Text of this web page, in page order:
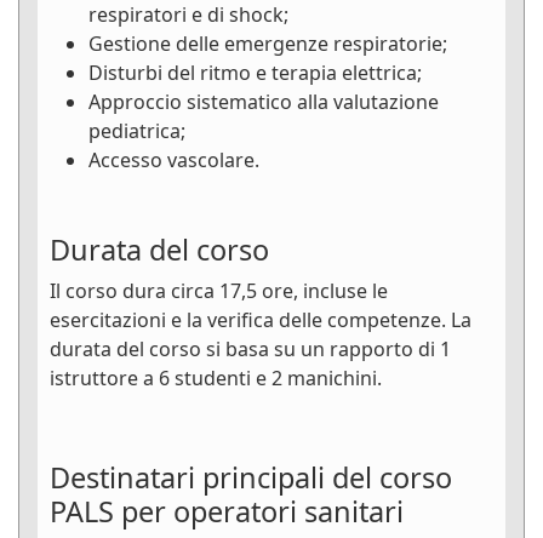
respiratori e di shock;
Gestione delle emergenze respiratorie;
Disturbi del ritmo e terapia elettrica;
Approccio sistematico alla valutazione
pediatrica;
Accesso vascolare.
Durata del corso
Il corso dura circa 17,5 ore, incluse le
esercitazioni e la verifica delle competenze. La
durata del corso si basa su un rapporto di 1
istruttore a 6 studenti e 2 manichini.
Destinatari principali del corso
PALS per operatori sanitari